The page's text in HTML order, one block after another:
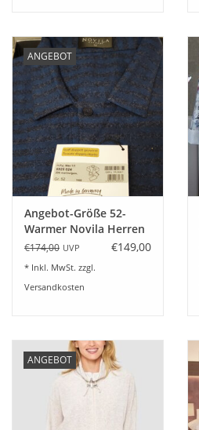
Marken
ANGEBOT
Angebot-Größe 52-
Warmer Novila Herren
Flanellschlafanzug
€174,00 UVP €149,00
* Inkl. MwSt. zzgl.
Versandkosten
ANGEBOT